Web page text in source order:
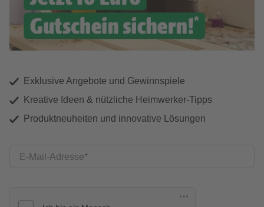
Exklusive Angebote und Gewinnspiele
Kreative Ideen & nützliche Heimwerker-Tipps
Produktneuheiten und innovative Lösungen
E-Mail-Adresse